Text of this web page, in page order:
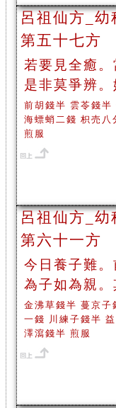
呂祖仙方_幼
第五十七方
若要見全癒。
是非莫爭辨。
前胡錢半 雲苓錢半
海螵蛸二錢 枳売八
煎服
呂祖仙方_幼
第六十一方
今日養子難。
為子如為親。
金沸草錢半 蔓京子
一錢 川練子錢半
澤瀉錢半 煎服